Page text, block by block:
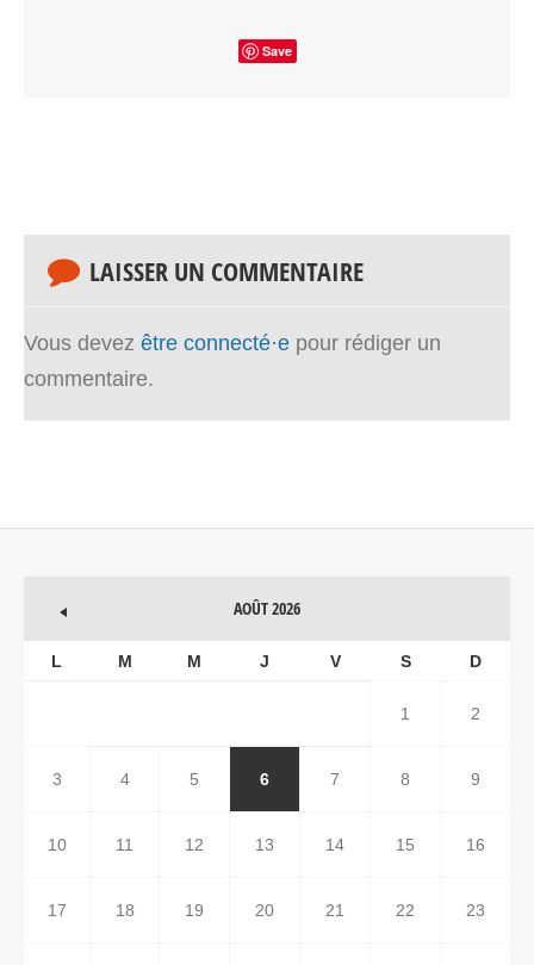
Save
LAISSER UN COMMENTAIRE
Vous devez être connecté·e pour rédiger un
commentaire.
AOÛT 2026
L M M J V S D
1 2
3 4 5 6 7 8 9
10 11 12 13 14 15 16
17 18 19 20 21 22 23